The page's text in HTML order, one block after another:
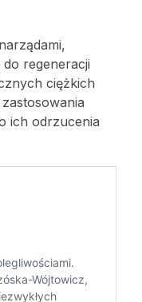
regeneracji
ciężkich
ich odrzucenia